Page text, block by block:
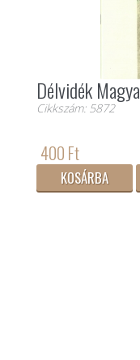
Délvidék
Cikkszám: 5872
400 Ft
KOSÁRBA